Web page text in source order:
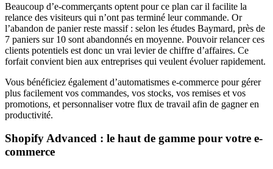
Beaucoup d’e-commerçants optent pour ce plan car il facilite la
relance des visiteurs qui n’ont pas terminé leur commande. Or
l’abandon de panier reste massif : selon les études Baymard, près de
7 paniers sur 10 sont abandonnés en moyenne. Pouvoir relancer ces
clients potentiels est donc un vrai levier de chiffre d’affaires. Ce
forfait convient bien aux entreprises qui veulent évoluer rapidement.
Vous bénéficiez également d’automatismes e-commerce pour gérer
plus facilement vos commandes, vos stocks, vos remises et vos
promotions, et personnaliser votre flux de travail afin de gagner en
productivité.
Shopify Advanced : le haut de gamme pour votre e-
commerce